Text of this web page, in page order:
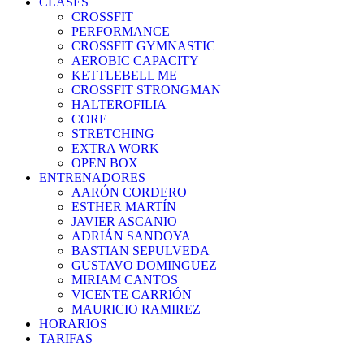
CROSSFIT
PERFORMANCE
CROSSFIT GYMNASTIC
AEROBIC CAPACITY
KETTLEBELL ME
CROSSFIT STRONGMAN
HALTEROFILIA
CORE
STRETCHING
EXTRA WORK
OPEN BOX
ENTRENADORES
AARÓN CORDERO
ESTHER MARTÍN
JAVIER ASCANIO
ADRIÁN SANDOYA
BASTIAN SEPULVEDA
GUSTAVO DOMINGUEZ
MIRIAM CANTOS
VICENTE CARRIÓN
MAURICIO RAMIREZ
HORARIOS
TARIFAS